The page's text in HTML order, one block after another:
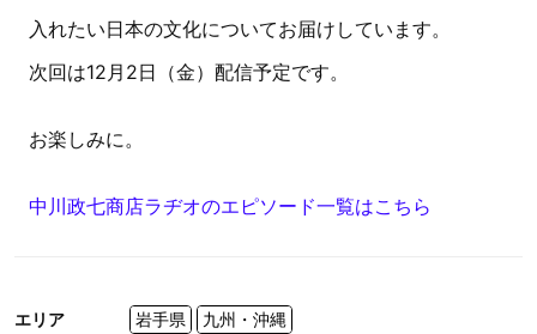
入れたい日本の文化についてお届けしています。
次回は12月2日（金）配信予定です。
お楽しみに。
中川政七商店ラヂオのエピソード一覧はこちら
エリア 岩手県 九州・沖縄